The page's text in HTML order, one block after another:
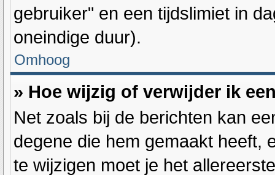
gebruiker" en een tijdslimiet in
oneindige duur).
Omhoog
» Hoe wijzig of verwijder ik
Net zoals bij de berichten kan
degene die hem gemaakt heeft,
te wijzigen moet je het